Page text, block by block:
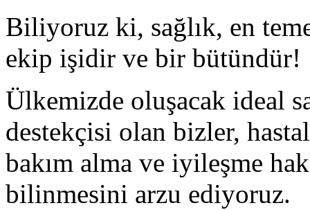
Biliyoruz ki, sağlık, en
ekip işidir ve bir bütündür!
Ülkemizde oluşacak ideal
destekçisi olan bizler,
bakım alma ve iyileşme
bilinmesini arzu ediyoruz.